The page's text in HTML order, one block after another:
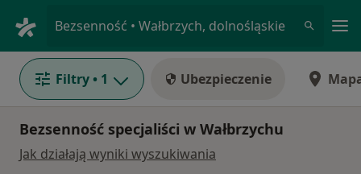
Bezsenność • Wałbrzych, dolnośląskie
Filtry • 1 Ubezpieczenie
Bezsenność specjaliści w Wałbrzychu
Jak działają wyniki wyszukiwania